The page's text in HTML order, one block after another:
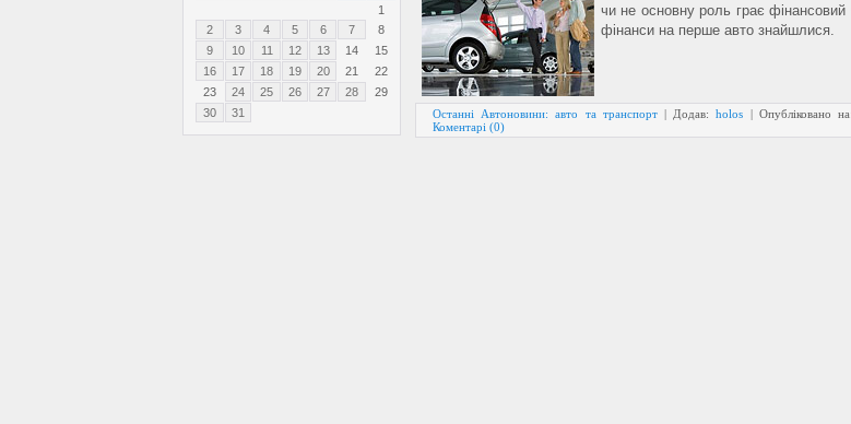
1
2
3 4 5 6 7
8
9
10 11 12 13 14
15
16
17 18 19 20 21
22
23
24 25 26 27 28
29
30
31
чи не основну роль грає
фінанси на перше авто знайшлися.
Останні Автоновини: авто та транспорт| Додав:holos | Опубліковано
Коментарі (0)